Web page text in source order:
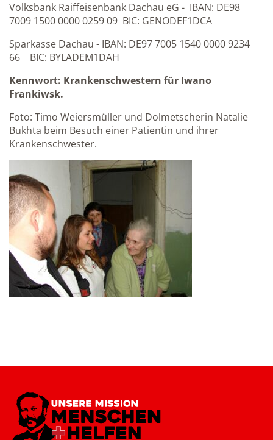
Volksbank Raiffeisenbank Dachau eG - IBAN: DE98
7009 1500 0000 0259 09 BIC: GENODEF1DCA
Sparkasse Dachau - IBAN: DE97 7005 1540 0000 9234
66 BIC: BYLADEM1DAH
Kennwort: Krankenschwestern für Iwano
Frankiwsk.
Foto: Timo Weiersmüller und Dolmetscherin Natalie
Bukhta beim Besuch einer Patientin und ihrer
Krankenschwester.